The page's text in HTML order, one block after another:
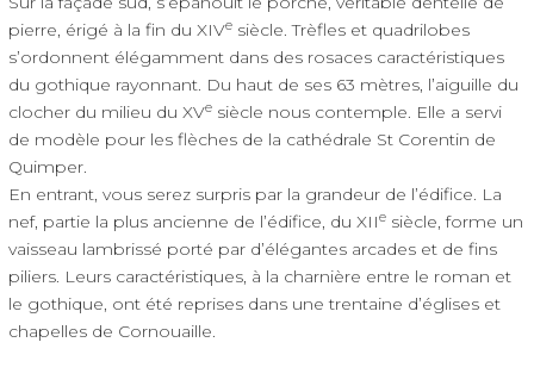
pierre, érigé à la fin du XIVe siècle. Trèfles et quadrilobes
s’ordonnent élégamment dans des rosaces caractéristiques
du gothique rayonnant. Du haut de ses 63 mètres, l’aiguille du
clocher du milieu du XVe siècle nous contemple. Elle a servi
de modèle pour les flèches de la cathédrale St Corentin de
Quimper.
En entrant, vous serez surpris par la grandeur de l’édifice. La
nef, partie la plus ancienne de l’édifice, du XIIe siècle, forme un
vaisseau lambrissé porté par d’élégantes arcades et de fins
piliers. Leurs caractéristiques, à la charnière entre le roman et
le gothique, ont été reprises dans une trentaine d’églises et
chapelles de Cornouaille.